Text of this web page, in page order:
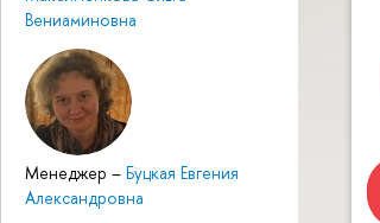
Вениаминовна
Менеджер – Буцкая Евгения
Александровна